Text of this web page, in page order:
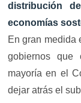
distribución
economías
En gran medida
gobiernos
mayoría en el
dejar atrás el